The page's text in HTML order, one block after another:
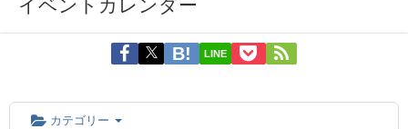
イベントカレンダー
LINE
カテゴリー